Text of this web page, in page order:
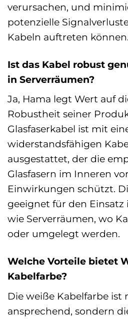
verursachen, und
potenzielle
Kabeln auftreten können.
Ist das Kabel robust
in Serverräumen?
Ja, Hama legt Wert auf
Robustheit seiner
Glasfaserkabel ist mit
widerstandsfähigen
ausgestattet, der die
Glasfasern im Inneren
Einwirkungen schützt.
geeignet für den
wie Serverräumen, wo
oder umgelegt werden.
Welche Vorteile bietet
Kabelfarbe?
Die weiße Kabelfarbe
ansprechend, sondern